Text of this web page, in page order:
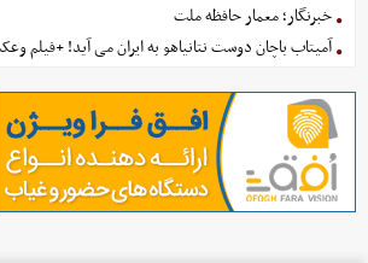
خبرنگار؛ معمار حافظه ملت
آمیتاب باچان دوست نتانیاهو به ایران می آید! +فیلم